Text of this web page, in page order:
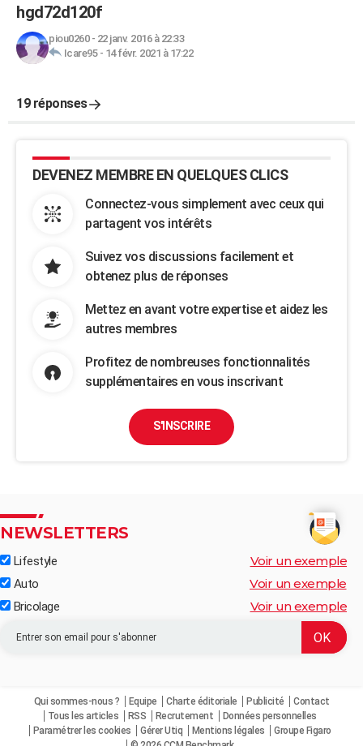
hgd72d120f
piou0260- 22 janv. 2016 à 22:33
Icare95- 14 févr. 2021 à 17:22
19 réponses
DEVENEZ MEMBRE EN QUELQUES CLICS
Connectez-vous simplement avec ceux qui
partagent vos intérêts
Suivez vos discussions facilement et
obtenez plus de réponses
Mettez en avant votre expertise et aidez les
autres membres
Profitez de nombreuses fonctionnalités
supplémentaires en vous inscrivant
S'INSCRIRE
NEWSLETTERS
Lifestyle Voir un exemple
Auto Voir un exemple
Bricolage Voir un exemple
Qui sommes-nous ? Equipe Charte éditoriale Publicité
Contact
Tous les articles
RSS Recrutement
Données personnelles
Paramétrer les cookies
Gérer Utiq Mentions légales
Groupe Figaro